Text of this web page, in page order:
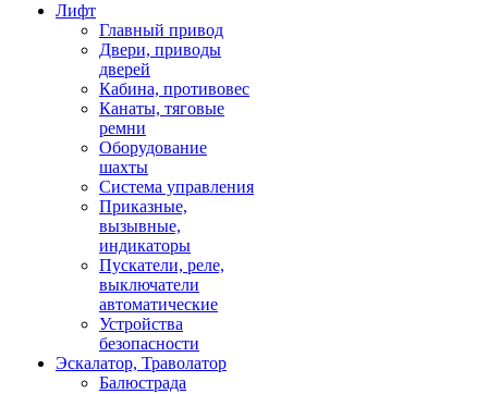
Лифт
Главный привод
Двери, приводы
дверей
Кабина, противовес
Канаты, тяговые
ремни
Оборудование
шахты
Система управления
Приказные,
вызывные,
индикаторы
Пускатели, реле,
выключатели
автоматические
Устройства
безопасности
Эскалатор, Траволатор
Балюстрада